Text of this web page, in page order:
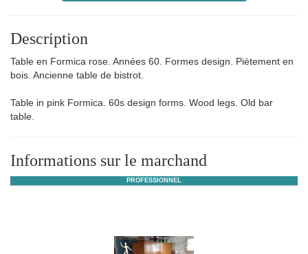
Description
Table en Formica rose. Années 60. Formes design. Piètement en
bois. Ancienne table de bistrot.
Table in pink Formica. 60s design forms. Wood legs. Old bar
table.
Informations sur le marchand
PROFESSIONNEL